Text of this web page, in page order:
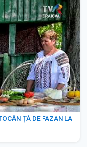
DE FAZAN LA